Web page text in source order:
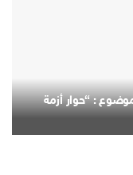
: “حوار أزمة